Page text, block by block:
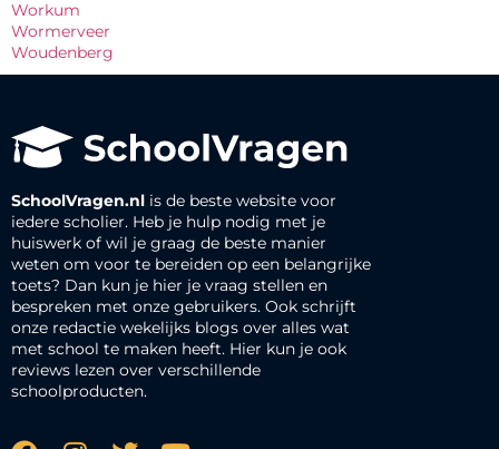
Workum
Wormerveer
Woudenberg
SchoolVragen.nl is de beste website voor
iedere scholier. Heb je hulp nodig met je
huiswerk of wil je graag de beste manier
weten om voor te bereiden op een belangrijke
toets? Dan kun je hier je vraag stellen en
bespreken met onze gebruikers. Ook schrijft
onze redactie wekelijks blogs over alles wat
met school te maken heeft. Hier kun je ook
reviews lezen over verschillende
schoolproducten.